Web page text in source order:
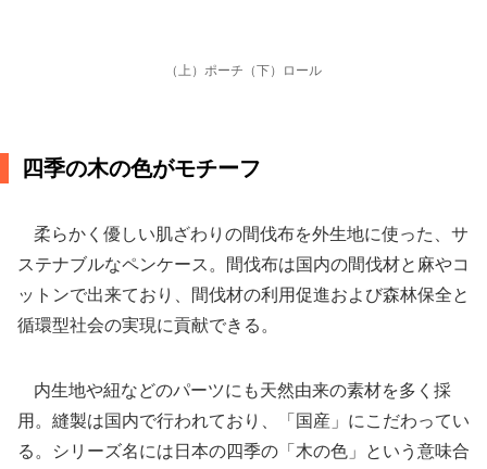
（上）ポーチ（下）ロール
四季の木の色がモチーフ
柔らかく優しい肌ざわりの間伐布を外生地に使った、サ
ステナブルなペンケース。間伐布は国内の間伐材と麻やコ
ットンで出来ており、間伐材の利用促進および森林保全と
循環型社会の実現に貢献できる。
内生地や紐などのパーツにも天然由来の素材を多く採
用。縫製は国内で行われており、「国産」にこだわってい
る。シリーズ名には日本の四季の「木の色」という意味合